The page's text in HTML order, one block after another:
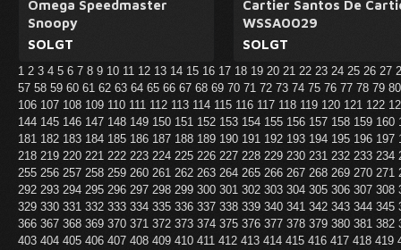
Omega Speedmaster
Snoopy
SOLGT
Cartier Santos De
WSSA0029
SOLGT
1 2 3 4 5 6 7 8 9 10 11 12 13 14 15 16 17 18 19 20 21 22 23 24 25 26 27
57 58 59 60 61 62 63 64 65 66 67 68 69 70 71 72 73 74 75 76 77 78 79
106 107 108 109 110 111 112 113 114 115 116 117 118 119 120 121 122
144 145 146 147 148 149 150 151 152 153 154 155 156 157 158 159 160
181 182 183 184 185 186 187 188 189 190 191 192 193 194 195 196 197
218 219 220 221 222 223 224 225 226 227 228 229 230 231 232 233 234
255 256 257 258 259 260 261 262 263 264 265 266 267 268 269 270 271
292 293 294 295 296 297 298 299 300 301 302 303 304 305 306 307 308
329 330 331 332 333 334 335 336 337 338 339 340 341 342 343 344 345
366 367 368 369 370 371 372 373 374 375 376 377 378 379 380 381 382
403 404 405 406 407 408 409 410 411 412 413 414 415 416 417 418 419